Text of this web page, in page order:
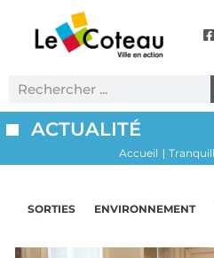
ACTUALITÉ
Accueil |
SORTIES ENVIRONNEMENT